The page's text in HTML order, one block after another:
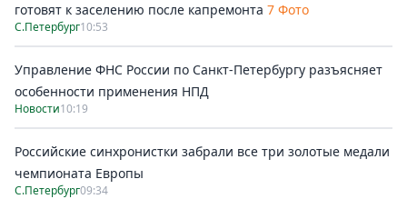
готовят к заселению после капремонта 7 Фото
С.Петербург10:53
Управление ФНС России по Санкт-Петербургу разъясняет
особенности применения НПД
Новости10:19
Российские синхронистки забрали все три золотые медали
чемпионата Европы
С.Петербург09:34